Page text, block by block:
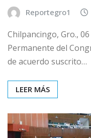
Reportegro1
Chilpancingo, Gro.,
Permanente del
de acuerdo suscrito…
LEER MÁS